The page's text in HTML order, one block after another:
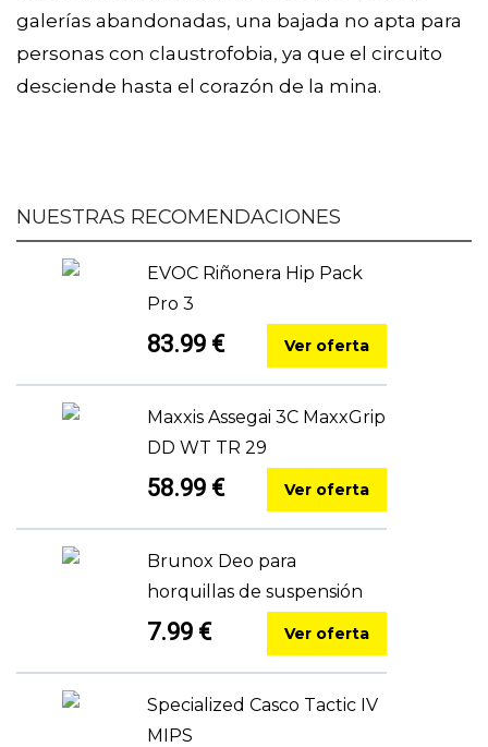
galerías abandonadas, una bajada no apta para
personas con claustrofobia, ya que el circuito
desciende hasta el corazón de la mina.
NUESTRAS RECOMENDACIONES
EVOC Riñonera Hip Pack
Pro 3
83.99 € Ver oferta
Maxxis Assegai 3C MaxxGrip
DD WT TR 29
58.99 € Ver oferta
Brunox Deo para
horquillas de suspensión
7.99 € Ver oferta
Specialized Casco Tactic IV
MIPS